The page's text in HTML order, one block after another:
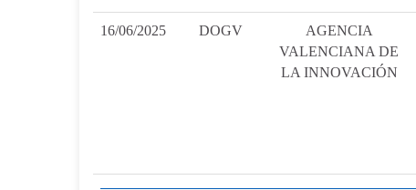
16/06/2025 DOGV
AGENCIA
VALENCIANA DE
LA INNOVACIÓN